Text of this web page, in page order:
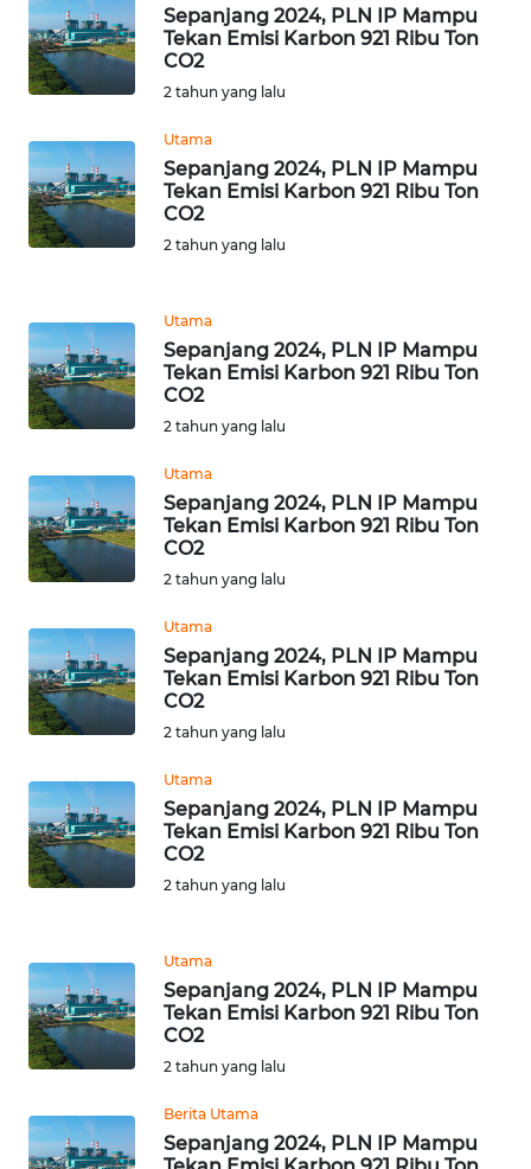
Sepanjang 2024, PLN IP Mampu
Tekan Emisi Karbon 921 Ribu Ton
CO2
2 tahun yang lalu
Utama
Sepanjang 2024, PLN IP Mampu
Tekan Emisi Karbon 921 Ribu Ton
CO2
2 tahun yang lalu
Utama
Sepanjang 2024, PLN IP Mampu
Tekan Emisi Karbon 921 Ribu Ton
CO2
2 tahun yang lalu
Utama
Sepanjang 2024, PLN IP Mampu
Tekan Emisi Karbon 921 Ribu Ton
CO2
2 tahun yang lalu
Utama
Sepanjang 2024, PLN IP Mampu
Tekan Emisi Karbon 921 Ribu Ton
CO2
2 tahun yang lalu
Utama
Sepanjang 2024, PLN IP Mampu
Tekan Emisi Karbon 921 Ribu Ton
CO2
2 tahun yang lalu
Utama
Sepanjang 2024, PLN IP Mampu
Tekan Emisi Karbon 921 Ribu Ton
CO2
2 tahun yang lalu
Berita Utama
Sepanjang 2024, PLN IP Mampu
WN
SULTRA
WN
WN
SULTENG
WN
BABEL
SUMBAR
WN
SUMSEL
WN
BENGKULU
LAMPUNG
WN
JATENG
WN
WN
JOGJA
WN
WN